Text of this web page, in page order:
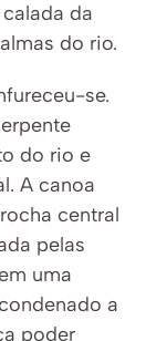
da
do rio.
se.
do rio e
A canoa
central
pelas
uma
a
poder